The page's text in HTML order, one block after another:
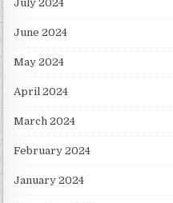
July 2024
June 2024
May 2024
April 2024
March 2024
February 2024
January 2024